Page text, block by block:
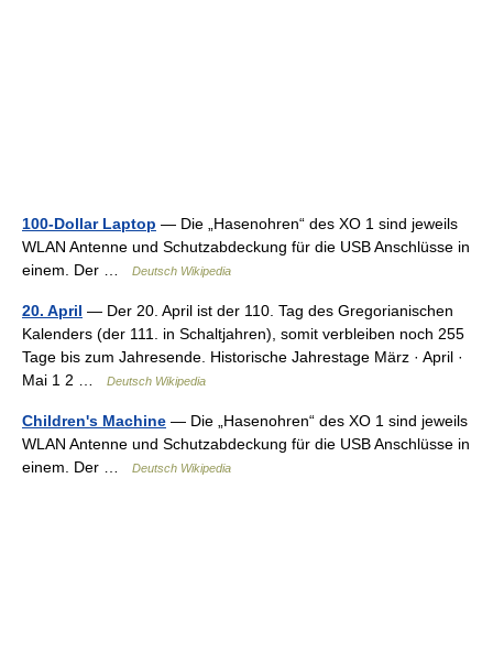
100-Dollar Laptop — Die „Hasenohren“ des XO 1 sind jeweils
WLAN Antenne und Schutzabdeckung für die USB Anschlüsse in
einem. Der …
Deutsch Wikipedia
20. April — Der 20. April ist der 110. Tag des Gregorianischen
Kalenders (der 111. in Schaltjahren), somit verbleiben noch 255
Tage bis zum Jahresende. Historische Jahrestage März · April ·
Mai 1 2 …
Deutsch Wikipedia
Children's Machine — Die „Hasenohren“ des XO 1 sind jeweils
WLAN Antenne und Schutzabdeckung für die USB Anschlüsse in
einem. Der …
Deutsch Wikipedia